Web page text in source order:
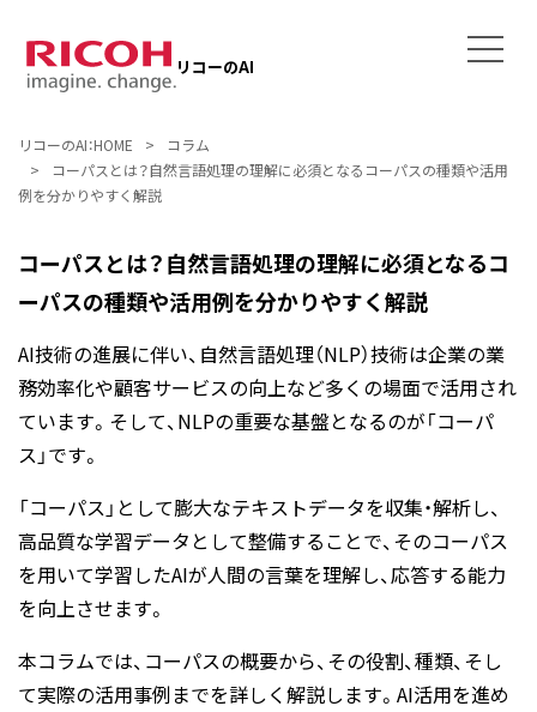
リコーのAI
リコーのAI：HOME
コラム
コーパスとは？自然言語処理の理解に必須となるコーパスの種類や活用
例を分かりやすく解説
コーパスとは？自然言語処理の理解に必須となるコ
ーパスの種類や活用例を分かりやすく解説
AI技術の進展に伴い、自然言語処理（NLP）技術は企業の業
務効率化や顧客サービスの向上など多くの場面で活用され
ています。そして、NLPの重要な基盤となるのが「コーパ
ス」です。
「コーパス」として膨大なテキストデータを収集・解析し、
高品質な学習データとして整備することで、そのコーパス
を用いて学習したAIが人間の言葉を理解し、応答する能力
を向上させます。
本コラムでは、コーパスの概要から、その役割、種類、そし
て実際の活用事例までを詳しく解説します。AI活用を進め